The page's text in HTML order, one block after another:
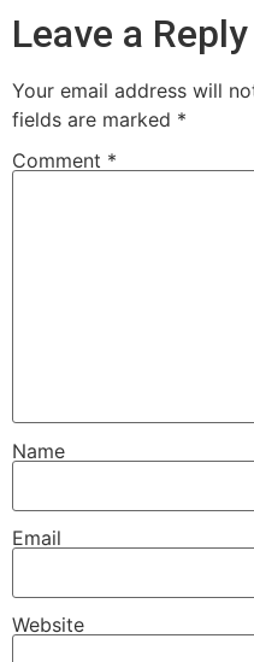
Leave a Reply
Your email address will
fields are marked *
Comment *
Name
Email
Website